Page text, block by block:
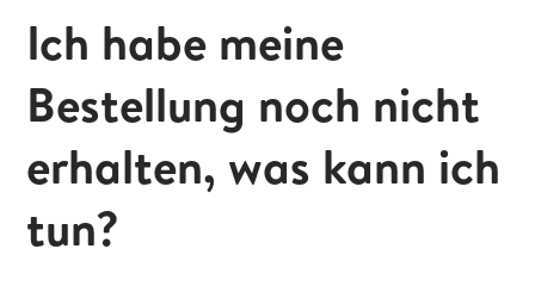
Ich habe meine
Bestellung noch nicht
erhalten, was kann ich
tun?